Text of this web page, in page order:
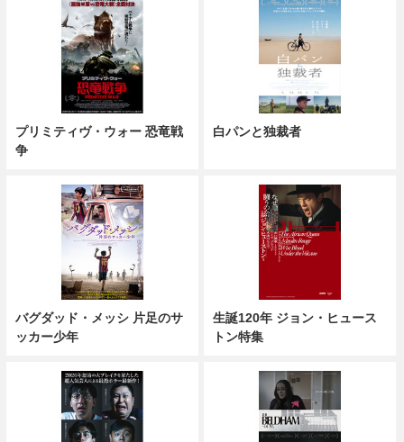
プリミティヴ・ウォー 恐竜戦
争
白パンと独裁者
バグダッド・メッシ 片足のサ
ッカー少年
生誕120年 ジョン・ヒュース
トン特集